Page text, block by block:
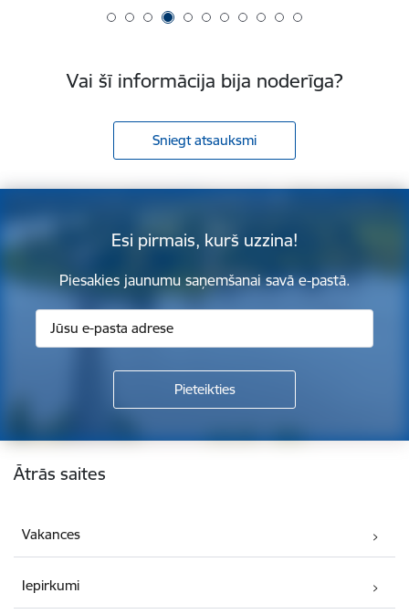
Vai šī informācija bija noderīga?
Sniegt atsauksmi
Esi pirmais, kurš uzzina!
Piesakies jaunumu saņemšanai savā e-pastā.
Kājene
Ātrās saites
Vakances
Iepirkumi